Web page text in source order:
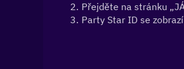
Přejděte na stránku
Party Star ID se